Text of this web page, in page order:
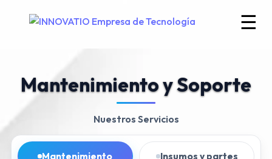
☰
☰
Mantenimiento y Soporte
Nuestros Servicios
Mantenimiento Insumos y partes